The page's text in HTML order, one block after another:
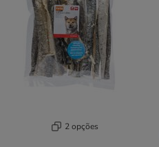
2 opções